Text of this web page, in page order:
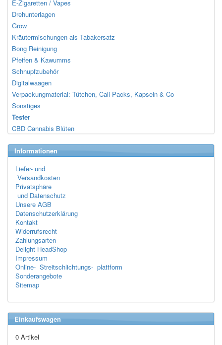
E-Zigaretten / Vapes
Drehunterlagen
Grow
Kräutermischungen als Tabakersatz
Bong Reinigung
Pfeifen & Kawumms
Schnupfzubehör
Digitalwaagen
Verpackungmaterial: Tütchen, Cali Packs, Kapseln & Co
Sonstiges
Tester
CBD Cannabis Blüten
Informationen
Liefer- und
Versandkosten
Privatsphäre
und Datenschutz
Unsere AGB
Datenschutzerklärung
Kontakt
Widerrufsrecht
Zahlungsarten
Delight HeadShop
Impressum
Online- Streitschlichtungs- plattform
Sonderangebote
Sitemap
Einkaufswagen
0 Artikel